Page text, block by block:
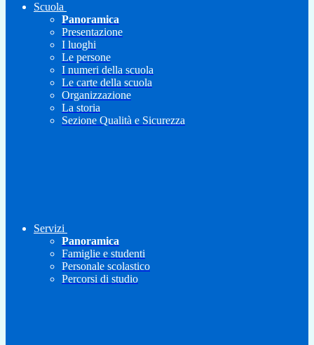
Scuola
Panoramica
Presentazione
I luoghi
Le persone
I numeri della scuola
Le carte della scuola
Organizzazione
La storia
Sezione Qualità e Sicurezza
Servizi
Panoramica
Famiglie e studenti
Personale scolastico
Percorsi di studio